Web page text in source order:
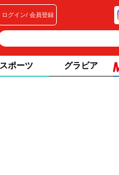
ログイン 会員登録
スポーツ グラビア